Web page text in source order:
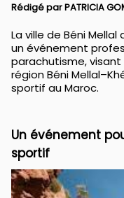
Rédigé par PATRICIA
La ville de Béni Mellal
un événement
parachutisme,
région Béni
sportif au Maroc.
Un événement
sportif